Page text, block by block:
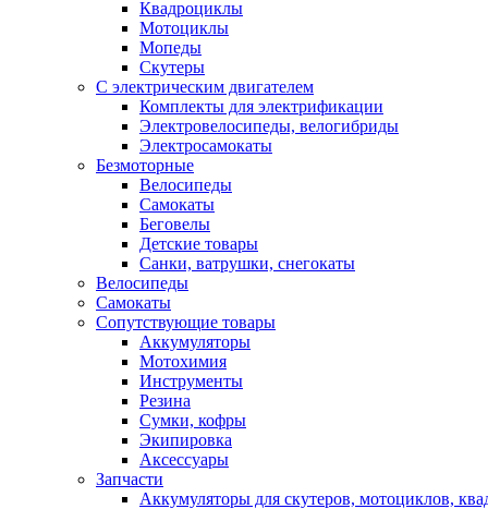
Квадроциклы
Мотоциклы
Мопеды
Скутеры
С электрическим двигателем
Комплекты для электрификации
Электровелосипеды, велогибриды
Электросамокаты
Безмоторные
Велосипеды
Самокаты
Беговелы
Детские товары
Санки, ватрушки, снегокаты
Велосипеды
Самокаты
Сопутствующие товары
Аккумуляторы
Мотохимия
Инструменты
Резина
Сумки, кофры
Экипировка
Аксессуары
Запчасти
Аккумуляторы для скутеров, мотоциклов,